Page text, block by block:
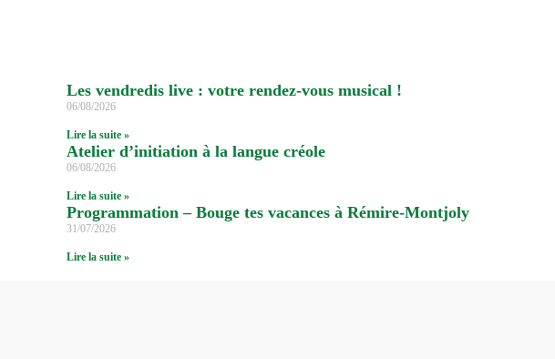
Les vendredis live : votre rendez-vous musical !
06/08/2026
Lire la suite »
Atelier d’initiation à la langue créole
06/08/2026
Lire la suite »
Programmation – Bouge tes vacances à Rémire-Montjoly
31/07/2026
Lire la suite »